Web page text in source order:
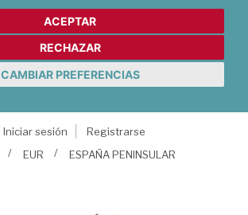
ACEPTAR
RECHAZAR
CAMBIAR PREFERENCIAS
Iniciar sesión
Registrarse
EUR ESPAÑA PENINSULAR